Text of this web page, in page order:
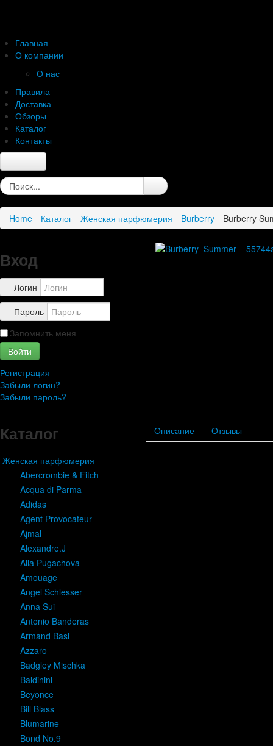
Главная
О компании
О нас
Правила
Доставка
Обзоры
Каталог
Контакты
Главная
О нас
Правила
Каталог
Home Каталог Женская парфюмерия Burberry Burberry
Вход
Логин
Пароль
Запомнить меня
Войти
Регистрация
Забыли логин?
Забыли пароль?
Каталог
Женская парфюмерия
Abercrombie & Fitch
Acqua di Parma
Adidas
Agent Provocateur
Ajmal
Alexandre.J
Alla Pugachova
Amouage
Angel Schlesser
Anna Sui
Antonio Banderas
Armand Basi
Azzaro
Badgley Mischka
Baldinini
Beyonce
Bill Blass
Blumarine
Bond No.9
Описание Отзывы